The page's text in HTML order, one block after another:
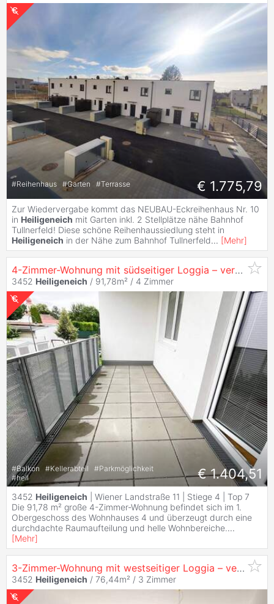
#Reihenhaus #Garten #Terrasse € 1.775,79
Zur Wiedervergabe kommt das NEUBAU-Eckreihenhaus Nr. 10
in Heiligeneich mit Garten inkl. 2 Stellplätze nähe Bahnhof
Tullnerfeld! Diese schöne Reihenhaussiedlung steht in
Heiligeneich in der Nähe zum Bahnhof Tullnerfeld... [Mehr]
4-Zimmer-Wohnung mit südseitiger Loggia – verschiedene Finanzierungsvarianten & Wohnzuschuss
3452 Heiligeneich / 91,78m² / 4 Zimmer
#Balkon #Kellerabteil #Parkmöglichkeit
#hell € 1.404,51
3452 Heiligeneich | Wiener Landstraße 11 | Stiege 4 | Top 7
Die 91,78 m² große 4-Zimmer-Wohnung befindet sich im 1.
Obergeschoss des Wohnhauses 4 und überzeugt durch eine
durchdachte Raumaufteilung und helle Wohnbereiche....
[Mehr]
3-Zimmer-Wohnung mit westseitiger Loggia – verschiedene Finanzierungsvarianten & Wohnzuschuss
3452 Heiligeneich / 76,44m² / 3 Zimmer